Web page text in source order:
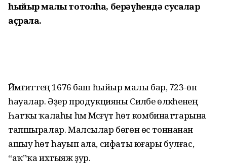
һыйыр малы тотолһа, берәүһендә сусҡалар
аҫрала.
Йәмғиәттең 1676 баш һыйыр малы бар, 723-өн
һауалар. Әҙер продукцияны Силәбе өлкәһенең
Һатҡы ҡалаһы һәм Мәсәғүт һөт комбинаттарына
тапшыралар. Малсылар бөгөн өс тоннанан
ашыу һөт һауып ала, сифаты юғары булғас,
“аҡ”ҡа ихтыяж ҙур.